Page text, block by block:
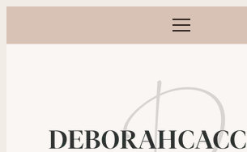
Ouvrir le menu
Photographe grossesse, naissance,